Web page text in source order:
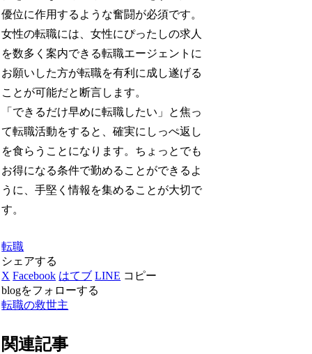
優位に作用するような奮闘が必須です。
女性の転職には、女性にぴったしの求人
を数多く案内できる転職エージェントに
お願いした方が転職を有利に成し遂げる
ことが可能だと断言します。
「できるだけ早めに転職したい」と焦っ
て転職活動をすると、確実にしっぺ返し
を食らうことになります。ちょっとでも
お得になる条件で勤めることができるよ
うに、手堅く情報を集めることが大切で
す。
転職
シェアする
X Facebook はてブ LINE コピー
blogをフォローする
転職の救世主
関連記事